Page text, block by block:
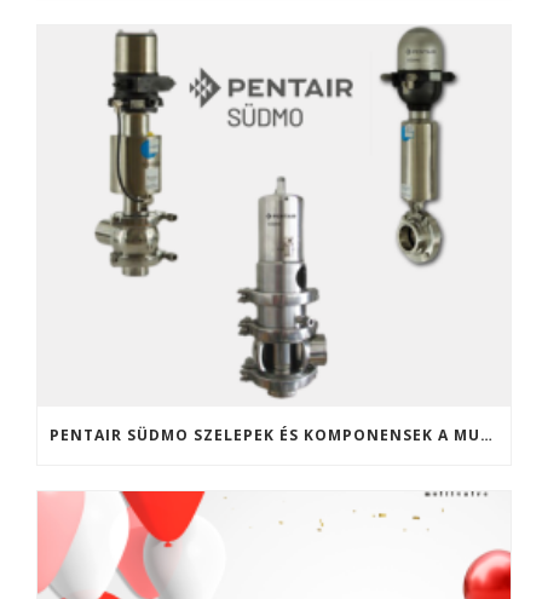
PENTAIR SÜDMO SZELEPEK ÉS KOMPONENSEK A MULTIVALVE KFT. KÍNÁLATÁBAN